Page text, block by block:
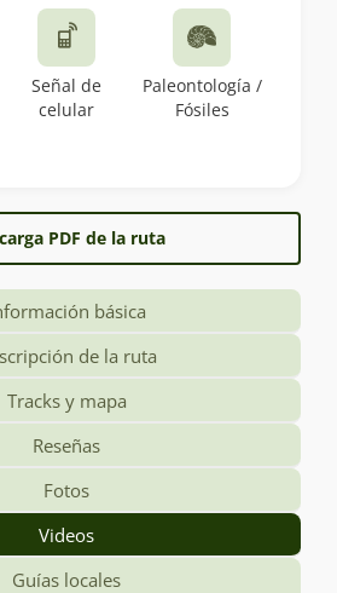
Señal de
celular
Paleontología /
Fósiles
PDF de la ruta
básica
de la ruta
Tracks y mapa
Reseñas
Fotos
Videos
Guías locales